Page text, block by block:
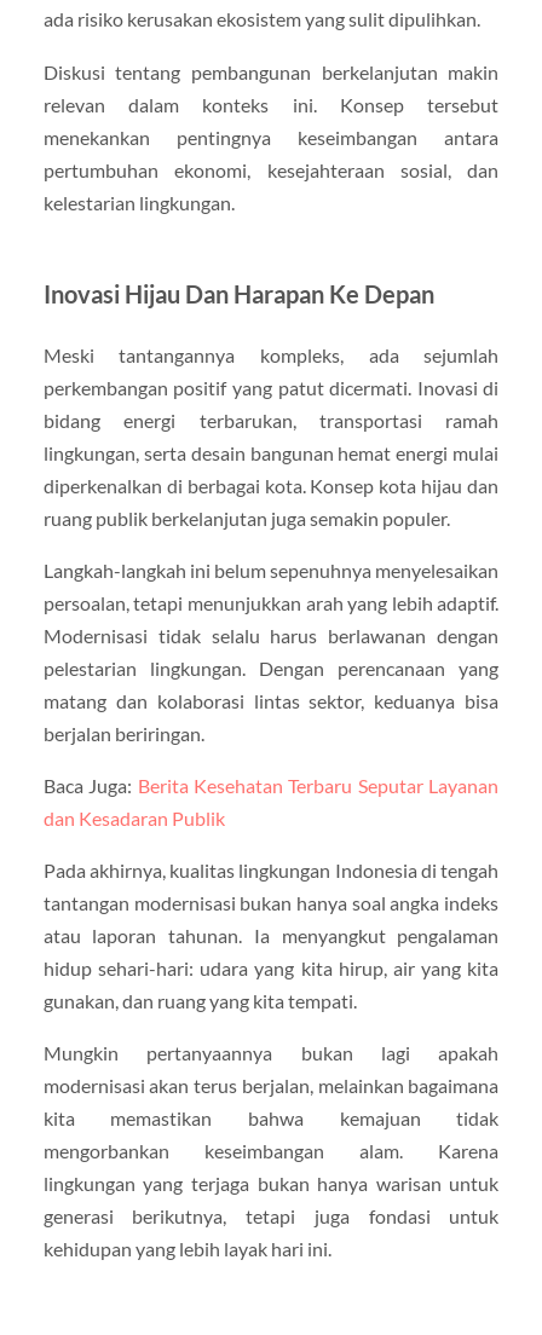
ada risiko kerusakan ekosistem yang sulit dipulihkan.
Diskusi tentang pembangunan berkelanjutan makin
relevan dalam konteks ini. Konsep tersebut
menekankan pentingnya keseimbangan antara
pertumbuhan ekonomi, kesejahteraan sosial, dan
kelestarian lingkungan.
Inovasi Hijau Dan Harapan Ke Depan
Meski tantangannya kompleks, ada sejumlah
perkembangan positif yang patut dicermati. Inovasi di
bidang energi terbarukan, transportasi ramah
lingkungan, serta desain bangunan hemat energi mulai
diperkenalkan di berbagai kota. Konsep kota hijau dan
ruang publik berkelanjutan juga semakin populer.
Langkah-langkah ini belum sepenuhnya menyelesaikan
persoalan, tetapi menunjukkan arah yang lebih adaptif.
Modernisasi tidak selalu harus berlawanan dengan
pelestarian lingkungan. Dengan perencanaan yang
matang dan kolaborasi lintas sektor, keduanya bisa
berjalan beriringan.
Baca Juga: Berita Kesehatan Terbaru Seputar Layanan
dan Kesadaran Publik
Pada akhirnya, kualitas lingkungan Indonesia di tengah
tantangan modernisasi bukan hanya soal angka indeks
atau laporan tahunan. Ia menyangkut pengalaman
hidup sehari-hari: udara yang kita hirup, air yang kita
gunakan, dan ruang yang kita tempati.
Mungkin pertanyaannya bukan lagi apakah
modernisasi akan terus berjalan, melainkan bagaimana
kita memastikan bahwa kemajuan tidak
mengorbankan keseimbangan alam. Karena
lingkungan yang terjaga bukan hanya warisan untuk
generasi berikutnya, tetapi juga fondasi untuk
kehidupan yang lebih layak hari ini.